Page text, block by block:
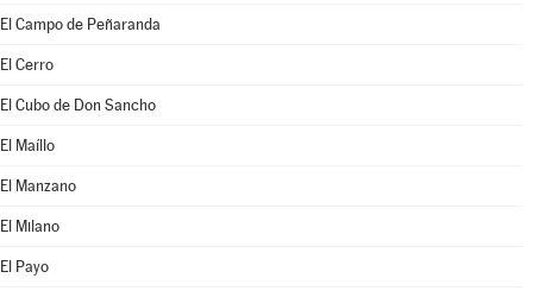
El Campo de Peñaranda
El Cerro
El Cubo de Don Sancho
El Maíllo
El Manzano
El Milano
El Payo